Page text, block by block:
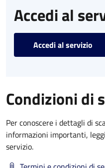
Accedi al
Accedi al servizio
Condizioni di
Per conoscere i dettagli di
informazioni importanti,
servizio.